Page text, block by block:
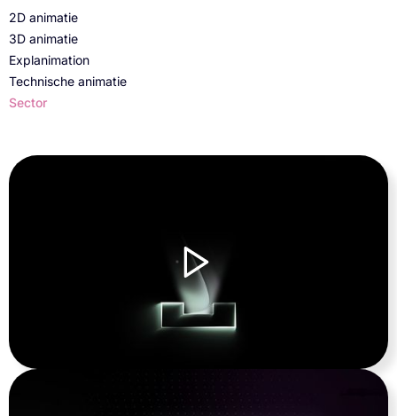
2D animatie
3D animatie
Explanimation
Technische animatie
Sector